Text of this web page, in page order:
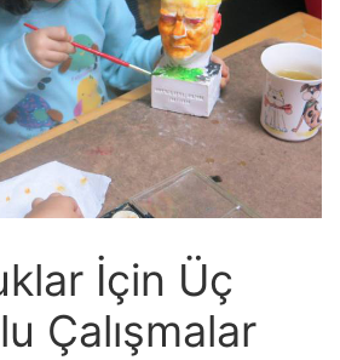
İçin Üç
Çalışmalar